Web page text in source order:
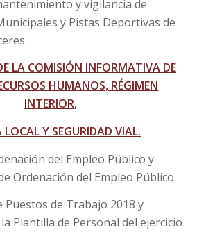
y vigilancia de
y Pistas Deportivas de
LA COMISIÓN INFORMATIVA DE
HUMANOS, RÉGIMEN
INTERIOR,
LOCAL Y SEGURIDAD VIAL.
del Empleo Público y
Ordenación del Empleo Público.
Puestos de Trabajo 2018 y
Plantilla de Personal del ejercicio